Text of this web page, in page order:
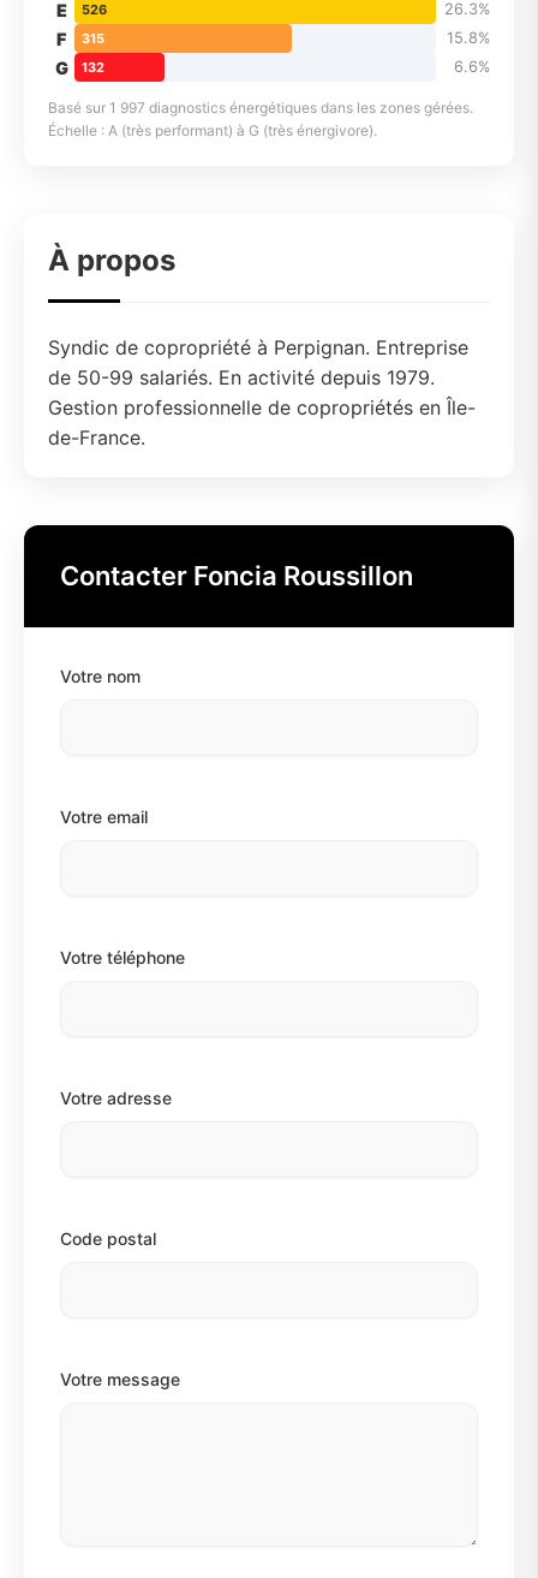
E 526 26.3%
F 315 15.8%
G 132 6.6%
Basé sur 1 997 diagnostics énergétiques dans les zones gérées.
Échelle : A (très performant) à G (très énergivore).
À propos
Syndic de copropriété à Perpignan. Entreprise
de 50-99 salariés. En activité depuis 1979.
Gestion professionnelle de copropriétés en Île-
de-France.
Contacter Foncia Roussillon
Votre nom
Votre email
Votre téléphone
Votre adresse
Code postal
Votre message